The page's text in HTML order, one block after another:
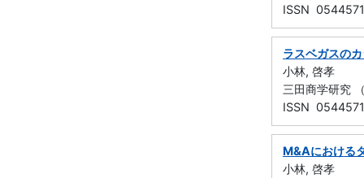
ISSN
ラスベガスの
小林, 啓孝
三田商学研究
ISSN
M&Aにおける
小林, 啓孝